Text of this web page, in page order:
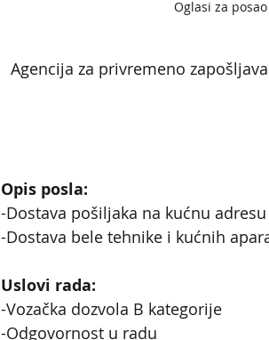
Oglasi za
Agencija za privremeno
Opis posla:
-Dostava pošiljaka na kućnu adresu
-Dostava bele tehnike i kućnih
Uslovi rada:
-Vozačka dozvola B kategorije
-Odgovornost u radu